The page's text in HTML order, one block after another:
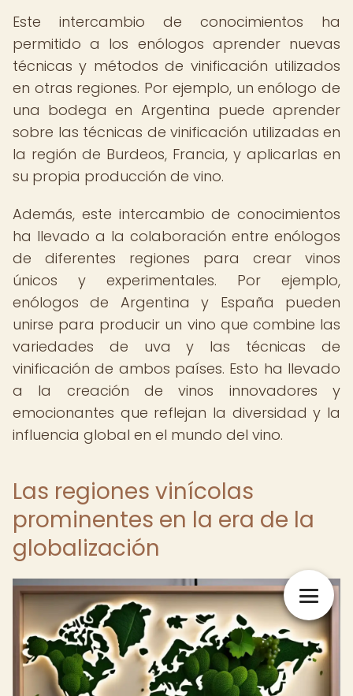
Este intercambio de conocimientos ha
permitido a los enólogos aprender nuevas
técnicas y métodos de vinificación utilizados
en otras regiones. Por ejemplo, un enólogo de
una bodega en Argentina puede aprender
sobre las técnicas de vinificación utilizadas en
la región de Burdeos, Francia, y aplicarlas en
su propia producción de vino.
Además, este intercambio de conocimientos
ha llevado a la colaboración entre enólogos
de diferentes regiones para crear vinos
únicos y experimentales. Por ejemplo,
enólogos de Argentina y España pueden
unirse para producir un vino que combine las
variedades de uva y las técnicas de
vinificación de ambos países. Esto ha llevado
a la creación de vinos innovadores y
emocionantes que reflejan la diversidad y la
influencia global en el mundo del vino.
Las regiones vinícolas
prominentes en la era de la
globalización